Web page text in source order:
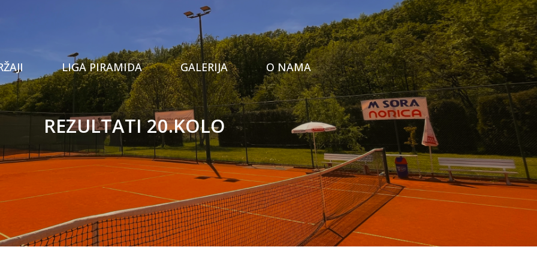
Tenis
Prostor za proslave
Stolni tenis
Privatna teretana
LIGA PIRAMIDA GALERIJA O NAMA
REZULTATI 20.KOLO